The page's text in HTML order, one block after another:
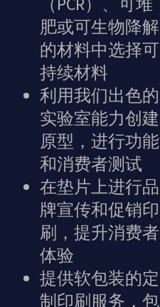
肥或可生物降解
的材料中选择可
持续材料
利用我们出色的
实验室能力创建
原型，进行功能
和消费者测试
在垫片上进行品
牌宣传和促销印
刷，提升消费者
体验
提供软包装的定
制印刷服务，包